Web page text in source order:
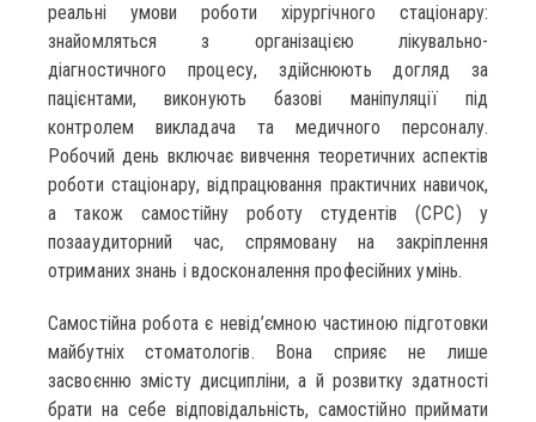
реальні умови роботи хірургічного стаціонару:
знайомляться з організацією лікувально-
діагностичного процесу, здійснюють догляд за
пацієнтами, виконують базові маніпуляції під
контролем викладача та медичного персоналу.
Робочий день включає вивчення теоретичних аспектів
роботи стаціонару, відпрацювання практичних навичок,
а також самостійну роботу студентів (СРС) у
позааудиторний час, спрямовану на закріплення
отриманих знань і вдосконалення професійних умінь.
Самостійна робота є невід’ємною частиною підготовки
майбутніх стоматологів. Вона сприяє не лише
засвоєнню змісту дисципліни, а й розвитку здатності
брати на себе відповідальність, самостійно приймати